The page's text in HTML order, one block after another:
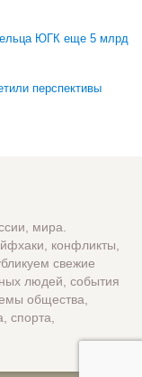
ЮГК еще 5 млрд
перспективы
мира.
конфликты,
свежие
людей, события
общества,
спорта,